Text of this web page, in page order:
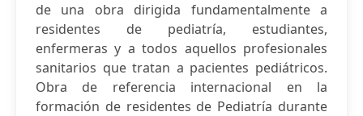
de una obra dirigida fundamentalmente a
residentes de pediatría, estudiantes,
enfermeras y a todos aquellos profesionales
sanitarios que tratan a pacientes pediátricos.
Obra de referencia internacional en la
formación de residentes de Pediatría durante